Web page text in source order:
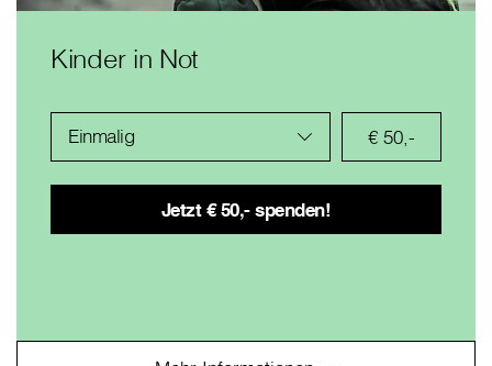
Kinder in Not
Einmalig